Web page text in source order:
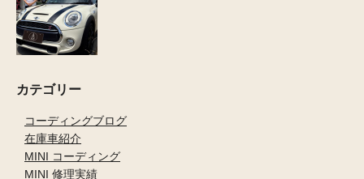
カテゴリー
コーディングブログ
在庫車紹介
MINI コーディング
MINI 修理実績